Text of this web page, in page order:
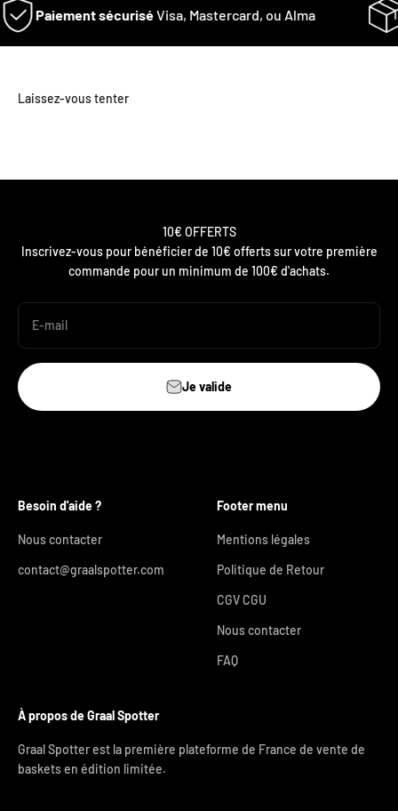
Paiement sécuriséVisa, Mastercard, ou Alma
10€ OFFERTS
Inscrivez-vous pour bénéficier de 10€ offerts sur votre première
commande pour un minimum de 100€ d'achats.
E-mail
Je valide
Besoin d'aide ?
Nous contacter
contact@graalspotter.com
À propos de Graal Spotter
Graal Spotter est la première plateforme de France de vente de
baskets en édition limitée.
Footer menu
Mentions légales
Politique de Retour
CGV CGU
Nous contacter
FAQ